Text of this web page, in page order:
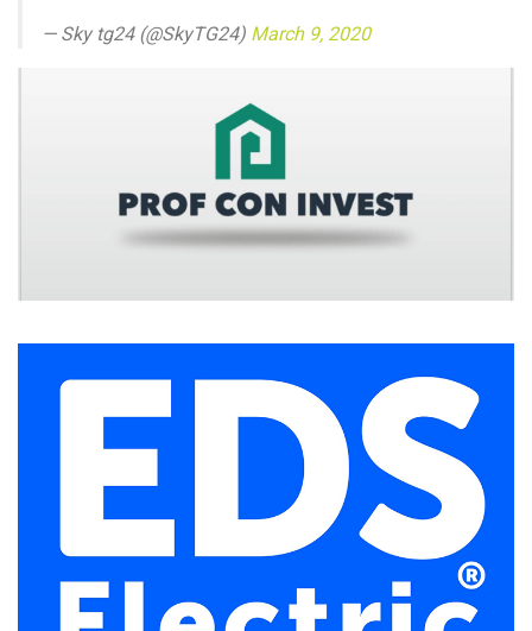
— Sky tg24 (@SkyTG24) March 9, 2020